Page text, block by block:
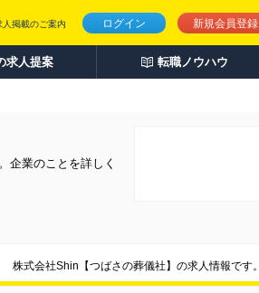
ログイン 新規会員登録
人掲載のご案内
求人提案 転職ノウハウ
企業のことを詳しく
株式会社Shin【つばさの葬儀社】の求人情報です。